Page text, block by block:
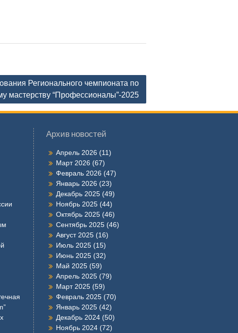
Регионального чемпионата по
мастерству “Профессионалы”-2025
Архив новостей
Апрель 2026 (11)
Март 2026 (67)
Февраль 2026 (47)
Январь 2026 (23)
Декабрь 2025 (49)
Ноябрь 2025 (44)
Октябрь 2025 (46)
Сентябрь 2025 (46)
Август 2025 (16)
Июль 2025 (15)
Июнь 2025 (32)
Май 2025 (59)
Апрель 2025 (79)
Март 2025 (59)
Февраль 2025 (70)
Январь 2025 (42)
Декабрь 2024 (50)
Ноябрь 2024 (72)